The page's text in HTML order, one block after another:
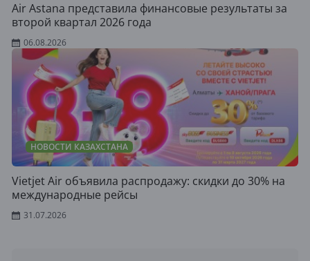
Air Astana представила финансовые результаты за
второй квартал 2026 года
06.08.2026
НОВОСТИ КАЗАХСТАНА
Vietjet Air объявила распродажу: скидки до 30% на
международные рейсы
31.07.2026